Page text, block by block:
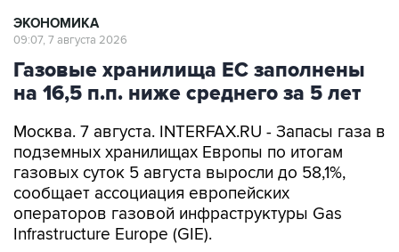
ЭКОНОМИКА
09:07, 7 августа 2026
Газовые хранилища ЕС заполнены
на 16,5 п.п. ниже среднего за 5 лет
Москва. 7 августа. INTERFAX.RU - Запасы газа в
подземных хранилищах Европы по итогам
газовых суток 5 августа выросли до 58,1%,
сообщает ассоциация европейских
операторов газовой инфраструктуры Gas
Infrastructure Europe (GIE).